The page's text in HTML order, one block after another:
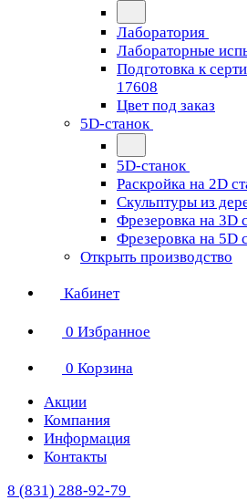
Лаборатория
Лабораторные
Подготовка к
17608
Цвет под заказ
5D-станок
5D-станок
Раскройка на 2D
Скульптуры из
Фрезеровка на 3D
Фрезеровка на 5D
Открыть производство
Кабинет
0 Избранное
0 Корзина
Акции
Компания
Информация
Контакты
8 (831) 288-92-79